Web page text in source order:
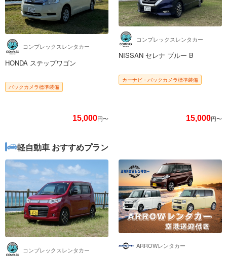
コンプレックスレンタカー
HONDA ステップワゴン
バックカメラ標準装備
15,000円〜
コンプレックスレンタカー
NISSAN セレナ ブルー B
カーナビ・バックカメラ標準装備
15,000円〜
軽自動車 おすすめプラン
コンプレックスレンタカー
ARROWレンタカー